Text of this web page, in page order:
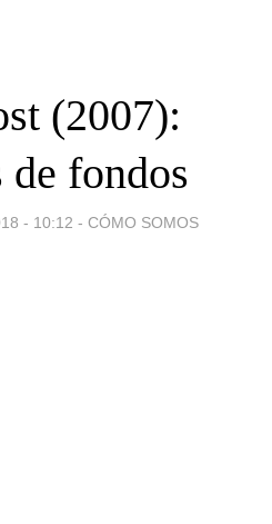
(2007):
de fondos
- 10:12 - CÓMO SOMOS